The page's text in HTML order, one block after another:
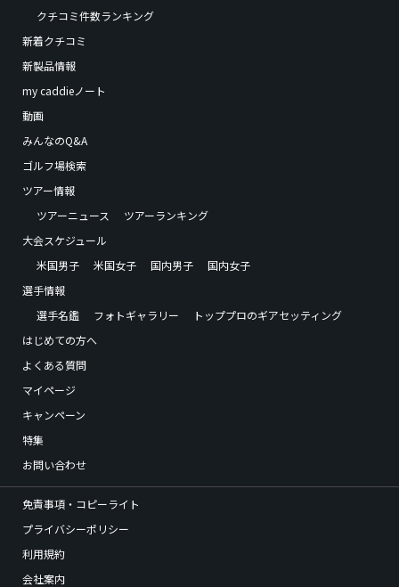
クチコミ件数ランキング
新着クチコミ
新製品情報
my caddieノート
動画
みんなのQ&A
ゴルフ場検索
ツアー情報
ツアーニュース
ツアーランキング
大会スケジュール
米国男子
米国女子 国内男子
国内女子
選手情報
選手名鑑
フォトギャラリー
トッププロのギアセッティング
はじめての方へ
よくある質問
マイページ
キャンペーン
特集
お問い合わせ
免責事項・コピーライト
プライバシーポリシー
利用規約
会社案内